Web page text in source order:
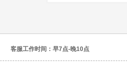
客服工作时间：早7点-晚10点